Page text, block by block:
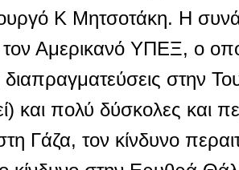
Κ Μητσοτάκη. Η
τον Αμερικανό ΥΠΕΞ, ο
στην
και πολύ δύσκολες και
Γάζα, τον κίνδυνο